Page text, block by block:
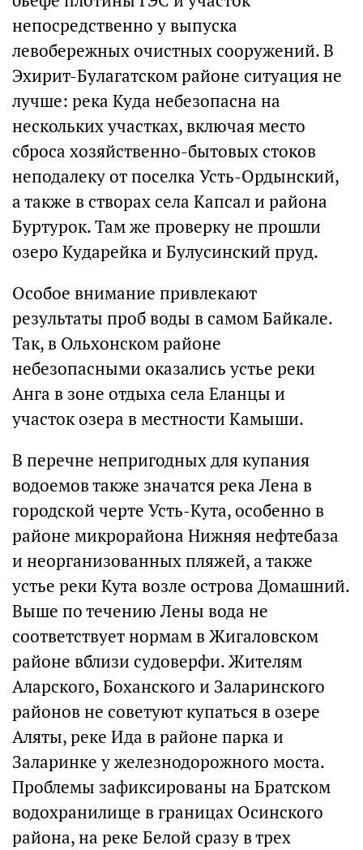
непосредственно у выпуска
левобережных очистных сооружений. В
Эхирит-Булагатском районе ситуация не
лучше: река Куда небезопасна на
нескольких участках, включая место
сброса хозяйственно-бытовых стоков
неподалеку от поселка Усть-Ордынский,
а также в створах села Капсал и района
Буртурок. Там же проверку не прошли
озеро Кударейка и Булусинский пруд.
Особое внимание привлекают
результаты проб воды в самом Байкале.
Так, в Ольхонском районе
небезопасными оказались устье реки
Анга в зоне отдыха села Еланцы и
участок озера в местности Камыши.
В перечне непригодных для купания
водоемов также значатся река Лена в
городской черте Усть-Кута, особенно в
районе микрорайона Нижняя нефтебаза
и неорганизованных пляжей, а также
устье реки Кута возле острова Домашний.
Выше по течению Лены вода не
соответствует нормам в Жигаловском
районе вблизи судоверфи. Жителям
Аларского, Боханского и Заларинского
районов не советуют купаться в озере
Аляты, реке Ида в районе парка и
Заларинке у железнодорожного моста.
Проблемы зафиксированы на Братском
водохранилище в границах Осинского
района, на реке Белой сразу в трех